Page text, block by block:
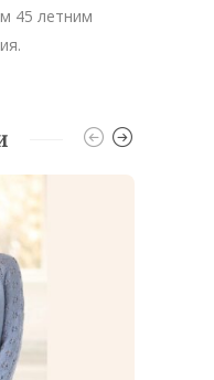
45 летним